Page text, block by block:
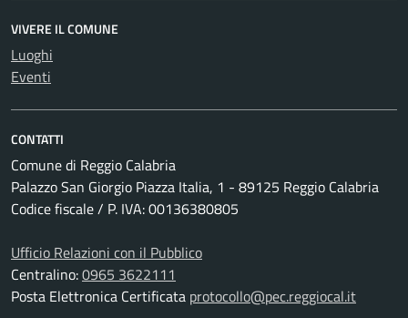
VIVERE IL COMUNE
Luoghi
Eventi
CONTATTI
Comune di Reggio Calabria
Palazzo San Giorgio Piazza Italia, 1 - 89125 Reggio Calabria
Codice fiscale / P. IVA: 00136380805
Ufficio Relazioni con il Pubblico
Centralino:0965 3622111
Posta Elettronica Certificata protocollo@pec.reggiocal.it